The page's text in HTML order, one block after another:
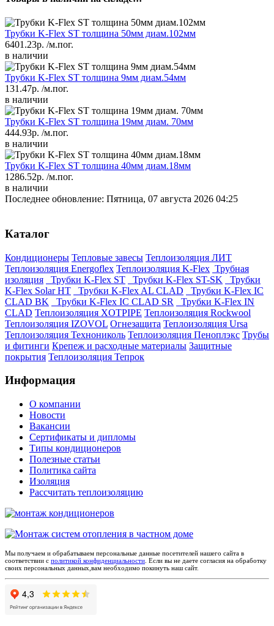
Трубки K-Flex ST толщина 50мм диам.102мм
6401.23р. /м.пог.
в наличии
Трубки K-Flex ST толщина 9мм диам.54мм
131.47р. /м.пог.
в наличии
Трубки K-Flex ST толщина 19мм диам. 70мм
444.93р. /м.пог.
в наличии
Трубки K-Flex ST толщина 40мм диам.18мм
1286.52р. /м.пог.
в наличии
Последнее обновление: Пятница, 07 августа 2026 04:25
Каталог
Кондиционеры Тепловые завесы Теплоизоляция ЛИТ
Теплоизоляция Energoflex Теплоизоляция K-Flex Трубная
изоляция
Трубки K-Flex ST Трубки K-Flex ST-SK
Трубки
K-Flex Solar HT
Трубки K-Flex AL CLAD
Трубки K-Flex IC
CLAD BK
Трубки K-Flex IC CLAD SR
Трубки K-Flex IN
CLAD Теплоизоляция XOTPIPE Теплоизоляция Rockwool
Теплоизоляция IZOVOL Огнезащита Теплоизоляция Ursa
Теплоизоляция Технониколь Теплоизоляция Пеноплэкс Трубы
и фитинги Крепеж и расходные материалы Защитные
покрытия Теплоизоляция Тепрок
Информация
О компании
Новости
Вакансии
Сертификаты и дипломы
Типы кондиционеров
Полезные статьи
Политика сайта
Изоляция
Рассчитать теплоизоляцию
Мы получаем и обрабатываем персональные данные посетителей нашего сайта в
соответствии с политикой конфиденциальности . Если вы не даете согласия на обработку
своих персональных данных,вам необходимо покинуть наш сайт.